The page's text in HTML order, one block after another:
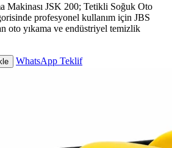
Makinası JSK 200; Tetikli Soğuk Oto
profesyonel kullanım için JBS
oto yıkama ve endüstriyel temizlik
WhatsApp Teklif